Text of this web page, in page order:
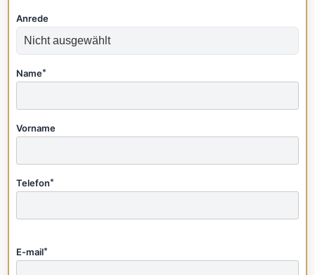
Anrede
Name*
Vorname
Telefon*
E-mail*